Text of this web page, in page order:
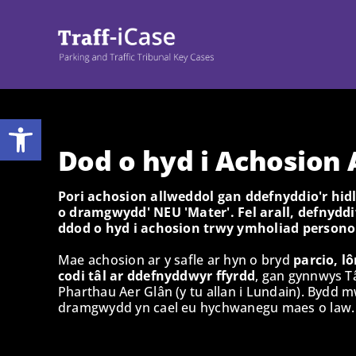
Bar offer agored
Dod o hyd i Achosion
Pori achosion allweddol gan ddefnyddio'r
o dramgwydd' NEU 'Mater'. Fel arall,
ddod o hyd i achosion trwy ymholiad
Mae achosion ar y safle ar hyn o bryd parcio,
codi tâl ar ddefnyddwyr ffyrdd, gan gynnwys
Pharthau Aer Glân (y tu allan i Lundain). Bydd
dramgwydd yn cael eu hychwanegu maes o law.